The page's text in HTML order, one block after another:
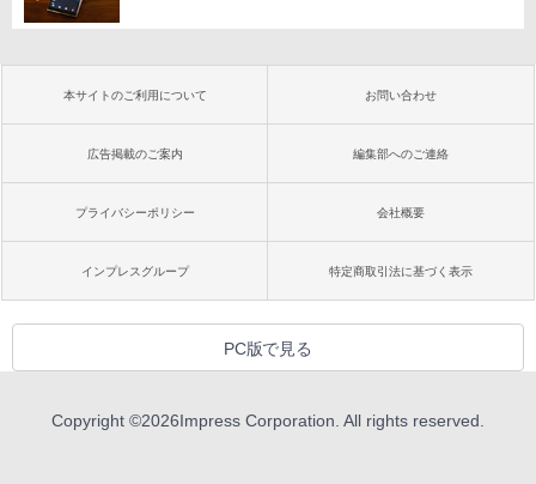
本サイトのご利用について お問い合わせ
広告掲載のご案内 編集部へのご連絡
プライバシーポリシー 会社概要
インプレスグループ 特定商取引法に基づく表示
PC版で見る
Copyright ©2026Impress Corporation. All rights reserved.